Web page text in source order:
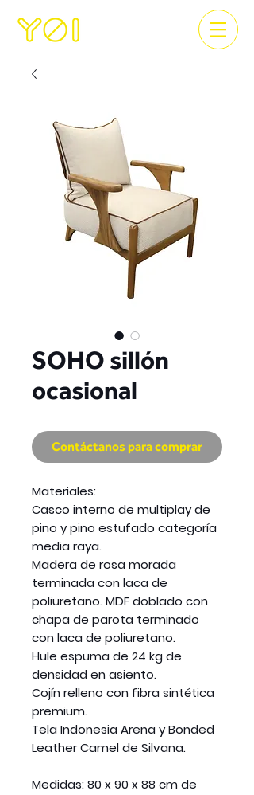
SOHO sillón
ocasional
Contáctanos para comprar
Materiales:
Casco interno de multiplay de
pino y pino estufado categoría
media raya.
Madera de rosa morada
terminada con laca de
poliuretano. MDF doblado con
chapa de parota terminado
con laca de poliuretano.
Hule espuma de 24 kg de
densidad en asiento.
Cojín relleno con fibra sintética
premium.
Tela Indonesia Arena y Bonded
Leather Camel de Silvana.
Medidas: 80 x 90 x 88 cm de